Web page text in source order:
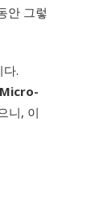
안 그렇
.
니, 이